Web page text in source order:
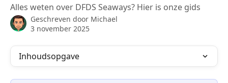
Alles weten over DFDS Seaways? Hier is onze gids
Geschreven door Michael
3 november 2025
Inhoudsopgave